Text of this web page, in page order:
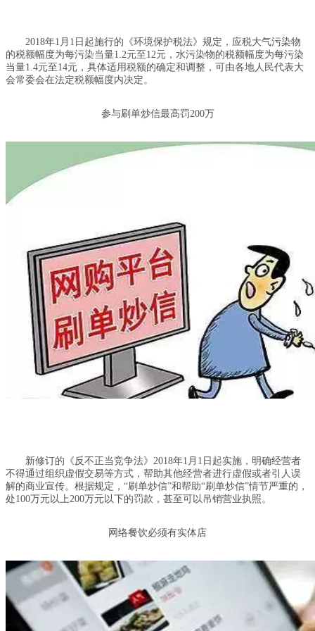
2018年1月1日起施行的《环境保护税法》规定，应税大气污染物
的税额幅度为每污染当量1.2元至12元，水污染物的税额幅度为每污染
当量1.4元至14元，具体适用税额的确定和调整，可由各地人民代表大
会常委会在法定税额幅度内决定。
参与刷单炒信最高罚200万
新修订的《反不正当竞争法》2018年1月1日起实施，明确经营者
不得通过组织虚假交易等方式，帮助其他经营者进行虚假或者引人误
解的商业宣传。根据规定，“刷单炒信”和帮助“刷单炒信”情节严重的，
处100万元以上200万元以下的罚款，甚至可以吊销营业执照。
网络餐饮必须有实体店